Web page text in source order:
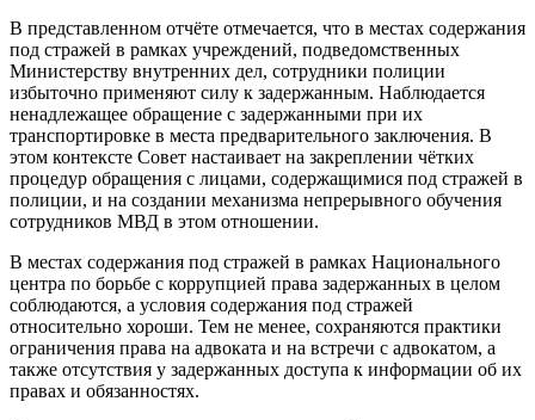
В представленном отчёте отмечается, что в местах содержания
под стражей в рамках учреждений, подведомственных
Министерству внутренних дел, сотрудники полиции
избыточно применяют силу к задержанным. Наблюдается
ненадлежащее обращение с задержанными при их
транспортировке в места предварительного заключения. В
этом контексте Совет настаивает на закреплении чётких
процедур обращения с лицами, содержащимися под стражей в
полиции, и на создании механизма непрерывного обучения
сотрудников МВД в этом отношении.
В местах содержания под стражей в рамках Национального
центра по борьбе с коррупцией права задержанных в целом
соблюдаются, а условия содержания под стражей
относительно хороши. Тем не менее, сохраняются практики
ограничения права на адвоката и на встречи с адвокатом, а
также отсутствия у задержанных доступа к информации об их
правах и обязанностях.